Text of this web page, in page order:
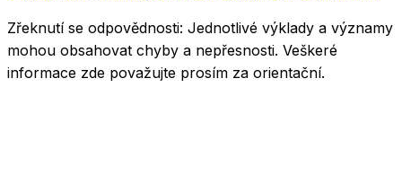
Zřeknutí se odpovědnosti: Jednotlivé výklady a významy
mohou obsahovat chyby a nepřesnosti. Veškeré
informace zde považujte prosím za orientační.